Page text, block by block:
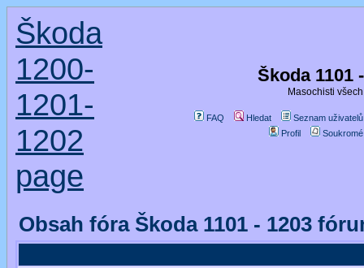
Škoda
1200-
1201-
1202
page
Škoda 1101
Masochisti
FAQ Hledat
Seznam uživatelů
Profil
Obsah fóra Škoda 1101 - 1203